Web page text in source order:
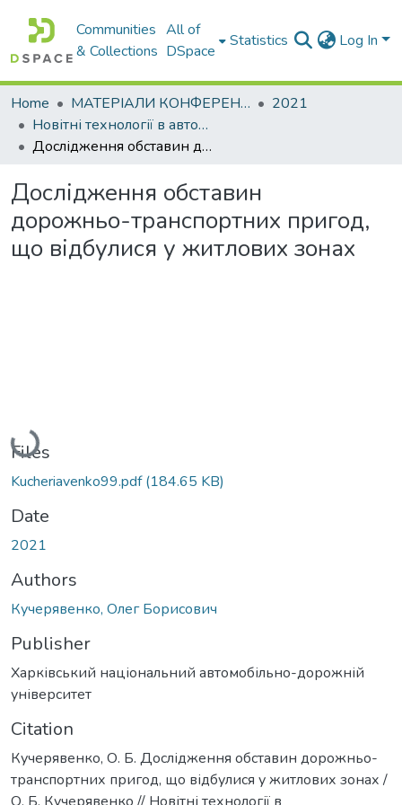
Communities
& Collections
All of
DSpace
Statistics Log In
Home МАТЕРІАЛИ КОНФЕРЕНЦІЙ
2021
Новітні технології в автомобілебудуванні, транспорті та при підготовці фахівців
Дослідження обставин дорожньо-транспортних пригод, що відбулися у житлових зонах
Дослідження обставин
дорожньо-транспортних пригод,
що відбулися у житлових зонах
Loading...
Files
Kucheriavenko99.pdf(184.65 KB)
Date
2021
Authors
Кучерявенко, Олег Борисович
Publisher
Харківський національний автомобільно-дорожній
університет
Citation
Кучерявенко, О. Б. Дослідження обставин дорожньо-
транспортних пригод, що відбулися у житлових зонах /